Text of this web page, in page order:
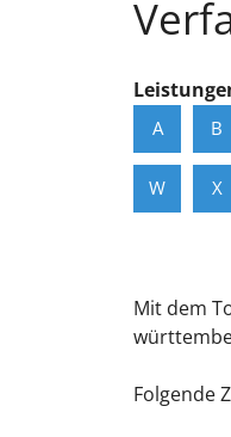
A B
W X
Mit dem
Folgende